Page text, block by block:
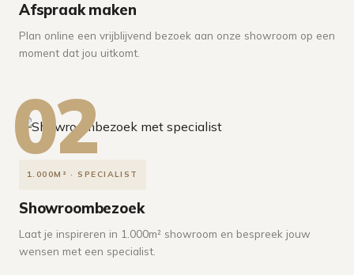
Afspraak maken
Plan online een vrijblijvend bezoek aan onze showroom op een
moment dat jou uitkomt.
02
1.000M² · SPECIALIST
Showroombezoek
Laat je inspireren in 1.000m² showroom en bespreek jouw
wensen met een specialist.